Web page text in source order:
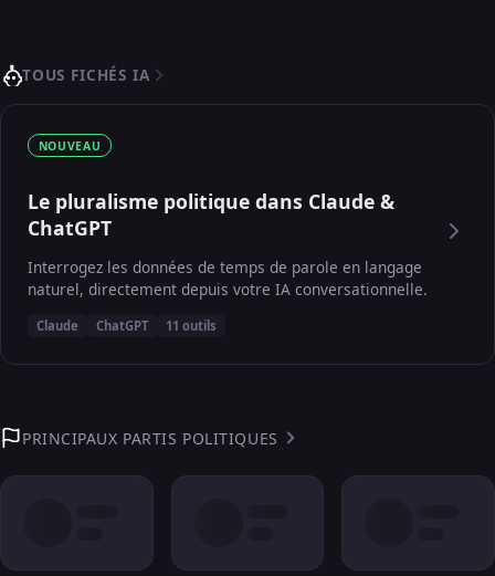
TOUS FICHÉS IA
NOUVEAU
Le pluralisme politique dans Claude &
ChatGPT
Interrogez les données de temps de parole en langage
naturel, directement depuis votre IA conversationnelle.
Claude ChatGPT 11 outils
PRINCIPAUX PARTIS POLITIQUES